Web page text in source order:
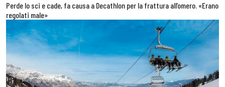
Perde lo sci e cade, fa causa a Decathlon per la frattura all’omero. «Erano
regolati male»